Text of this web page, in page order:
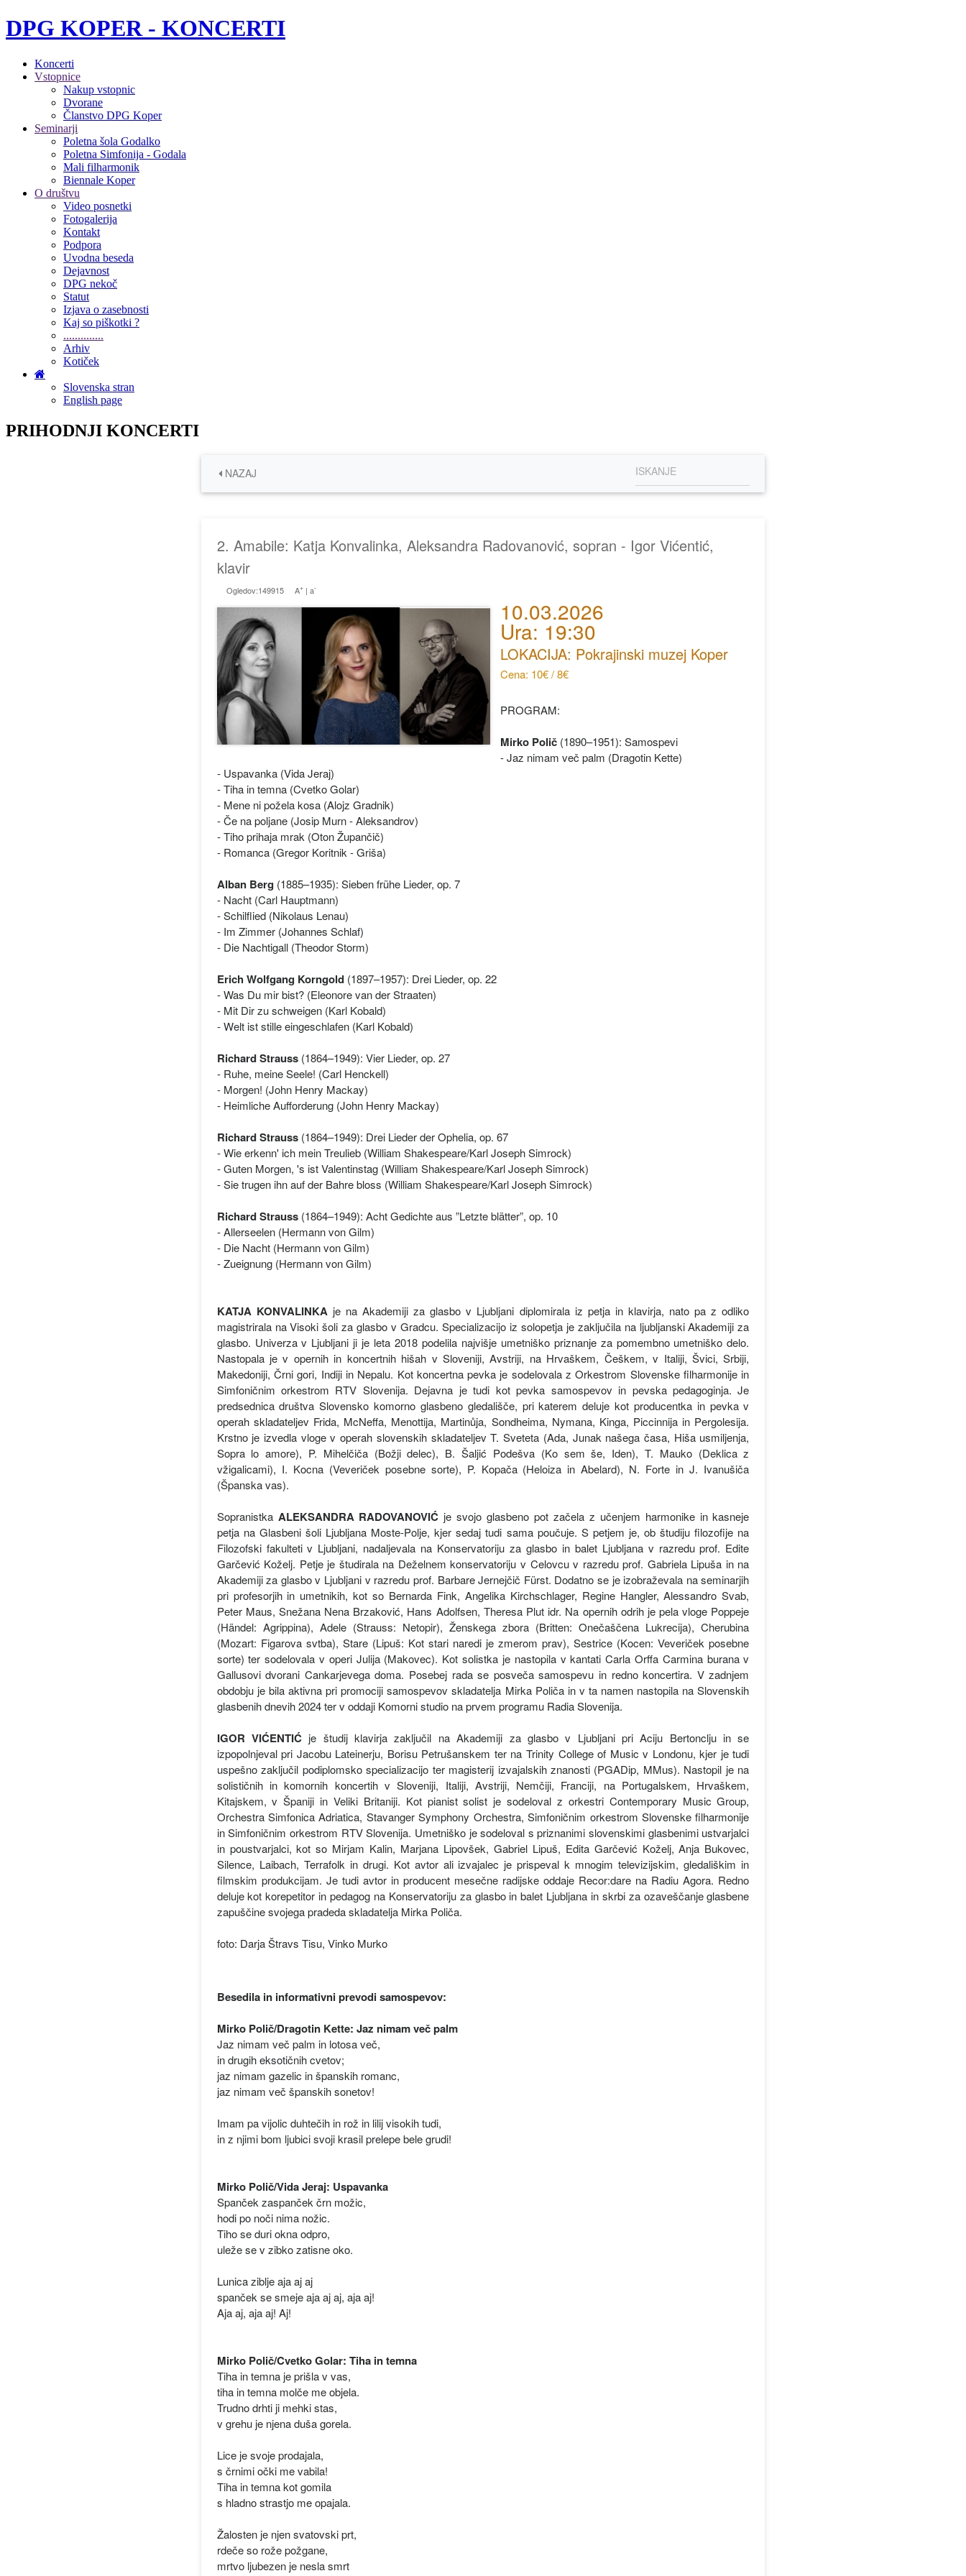
DPG KOPER - KONCERTI
Koncerti
Vstopnice
Nakup vstopnic
Dvorane
Članstvo DPG Koper
Seminarji
Poletna šola Godalko
Poletna Simfonija - Godala
Mali filharmonik
Biennale Koper
O društvu
Video posnetki
Fotogalerija
Kontakt
Podpora
Uvodna beseda
Dejavnost
DPG nekoč
Statut
Izjava o zasebnosti
Kaj so piškotki ?
..............
Arhiv
Kotiček
Slovenska stran
English page
PRIHODNJI KONCERTI
NAZAJ
2. Amabile: Katja Konvalinka, Aleksandra Radovanović, sopran - Igor Vićentić,
klavir
Ogledov:149915 A+| a-
10.03.2026
Ura: 19:30
LOKACIJA: Pokrajinski muzej Koper
Cena: 10€ / 8€
PROGRAM:
Mirko Polič (1890–1951): Samospevi
- Jaz nimam več palm (Dragotin Kette)
- Uspavanka (Vida Jeraj)
- Tiha in temna (Cvetko Golar)
- Mene ni požela kosa (Alojz Gradnik)
- Če na poljane (Josip Murn - Aleksandrov)
- Tiho prihaja mrak (Oton Župančič)
- Romanca (Gregor Koritnik - Griša)
Alban Berg (1885–1935): Sieben frühe Lieder, op. 7
- Nacht (Carl Hauptmann)
- Schilflied (Nikolaus Lenau)
- Im Zimmer (Johannes Schlaf)
- Die Nachtigall (Theodor Storm)
Erich Wolfgang Korngold (1897–1957): Drei Lieder, op. 22
- Was Du mir bist? (Eleonore van der Straaten)
- Mit Dir zu schweigen (Karl Kobald)
- Welt ist stille eingeschlafen (Karl Kobald)
Richard Strauss(1864–1949): Vier Lieder, op. 27
- Ruhe, meine Seele! (Carl Henckell)
- Morgen! (John Henry Mackay)
- Heimliche Aufforderung (John Henry Mackay)
Richard Strauss(1864–1949): Drei Lieder der Ophelia, op. 67
- Wie erkenn' ich mein Treulieb (William Shakespeare/Karl Joseph Simrock)
- Guten Morgen, 's ist Valentinstag (William Shakespeare/Karl Joseph Simrock)
- Sie trugen ihn auf der Bahre bloss (William Shakespeare/Karl Joseph Simrock)
Richard Strauss(1864–1949): Acht Gedichte aus ”Letzte blätter”, op. 10
- Allerseelen (Hermann von Gilm)
- Die Nacht (Hermann von Gilm)
- Zueignung (Hermann von Gilm)
KATJA KONVALINKA je na Akademiji za glasbo v Ljubljani diplomirala iz petja in klavirja, nato pa z odliko
magistrirala na Visoki šoli za glasbo v Gradcu. Specializacijo iz solopetja je zaključila na ljubljanski Akademiji za
glasbo. Univerza v Ljubljani ji je leta 2018 podelila najvišje umetniško priznanje za pomembno umetniško delo.
Nastopala je v opernih in koncertnih hišah v Sloveniji, Avstriji, na Hrvaškem, Češkem, v Italiji, Švici, Srbiji,
Makedoniji, Črni gori, Indiji in Nepalu. Kot koncertna pevka je sodelovala z Orkestrom Slovenske filharmonije in
Simfoničnim orkestrom RTV Slovenija. Dejavna je tudi kot pevka samospevov in pevska pedagoginja. Je
predsednica društva Slovensko komorno glasbeno gledališče, pri katerem deluje kot producentka in pevka v
operah skladateljev Frida, McNeffa, Menottija, Martinůja, Sondheima, Nymana, Kinga, Piccinnija in Pergolesija.
Krstno je izvedla vloge v operah slovenskih skladateljev T. Sveteta (Ada, Junak našega časa, Hiša usmiljenja,
Sopra lo amore), P. Mihelčiča (Božji delec), B. Šaljić Podešva (Ko sem še, Iden), T. Mauko (Deklica z
vžigalicami), I. Kocna (Veveriček posebne sorte), P. Kopača (Heloiza in Abelard), N. Forte in J. Ivanušiča
(Španska vas).
Sopranistka ALEKSANDRA RADOVANOVIĆ je svojo glasbeno pot začela z učenjem harmonike in kasneje
petja na Glasbeni šoli Ljubljana Moste-Polje, kjer sedaj tudi sama poučuje. S petjem je, ob študiju filozofije na
Filozofski fakulteti v Ljubljani, nadaljevala na Konservatoriju za glasbo in balet Ljubljana v razredu prof. Edite
Garčević Koželj. Petje je študirala na Deželnem konservatoriju v Celovcu v razredu prof. Gabriela Lipuša in na
Akademiji za glasbo v Ljubljani v razredu prof. Barbare Jernejčič Fürst. Dodatno se je izobraževala na seminarjih
pri profesorjih in umetnikih, kot so Bernarda Fink, Angelika Kirchschlager, Regine Hangler, Alessandro Svab,
Peter Maus, Snežana Nena Brzaković, Hans Adolfsen, Theresa Plut idr. Na opernih odrih je pela vloge Poppeje
(Händel: Agrippina), Adele (Strauss: Netopir), Ženskega zbora (Britten: Onečaščena Lukrecija), Cherubina
(Mozart: Figarova svtba), Stare (Lipuš: Kot stari naredi je zmerom prav), Sestrice (Kocen: Veveriček posebne
sorte) ter sodelovala v operi Julija (Makovec). Kot solistka je nastopila v kantati Carla Orffa Carmina burana v
Gallusovi dvorani Cankarjevega doma. Posebej rada se posveča samospevu in redno koncertira. V zadnjem
obdobju je bila aktivna pri promociji samospevov skladatelja Mirka Poliča in v ta namen nastopila na Slovenskih
glasbenih dnevih 2024 ter v oddaji Komorni studio na prvem programu Radia Slovenija.
IGOR VIĆENTIĆje študij klavirja zaključil na Akademiji za glasbo v Ljubljani pri Aciju Bertonclju in se
izpopolnjeval pri Jacobu Lateinerju, Borisu Petrušanskem ter na Trinity College of Music v Londonu, kjer je tudi
uspešno zaključil podiplomsko specializacijo ter magisterij izvajalskih znanosti (PGADip, MMus). Nastopil je na
solističnih in komornih koncertih v Sloveniji, Italiji, Avstriji, Nemčiji, Franciji, na Portugalskem, Hrvaškem,
Kitajskem, v Španiji in Veliki Britaniji. Kot pianist solist je sodeloval z orkestri Contemporary Music Group,
Orchestra Simfonica Adriatica, Stavanger Symphony Orchestra, Simfoničnim orkestrom Slovenske filharmonije
in Simfoničnim orkestrom RTV Slovenija. Umetniško je sodeloval s priznanimi slovenskimi glasbenimi ustvarjalci
in poustvarjalci, kot so Mirjam Kalin, Marjana Lipovšek, Gabriel Lipuš, Edita Garčević Koželj, Anja Bukovec,
Silence, Laibach, Terrafolk in drugi. Kot avtor ali izvajalec je prispeval k mnogim televizijskim, gledališkim in
filmskim produkcijam. Je tudi avtor in producent mesečne radijske oddaje Recor:dare na Radiu Agora. Redno
deluje kot korepetitor in pedagog na Konservatoriju za glasbo in balet Ljubljana in skrbi za ozaveščanje glasbene
zapuščine svojega pradeda skladatelja Mirka Poliča.
foto: Darja Štravs Tisu, Vinko Murko
Besedila in informativni prevodi samospevov:
Mirko Polič/Dragotin Kette: Jaz nimam več palm
Jaz nimam več palm in lotosa več,
in drugih eksotičnih cvetov;
jaz nimam gazelic in španskih romanc,
jaz nimam več španskih sonetov!
Imam pa vijolic duhtečih in rož in lilij visokih tudi,
in z njimi bom ljubici svoji krasil prelepe bele grudi!
Mirko Polič/Vida Jeraj: Uspavanka
Spanček zaspanček črn možic,
hodi po noči nima nožic.
Tiho se duri okna odpro,
uleže se v zibko zatisne oko.
Lunica ziblje aja aj aj
spanček se smeje aja aj aj, aja aj!
Aja aj, aja aj! Aj!
Mirko Polič/Cvetko Golar: Tiha in temna
Tiha in temna je prišla v vas,
tiha in temna molče me objela.
Trudno drhti ji mehki stas,
v grehu je njena duša gorela.
Lice je svoje prodajala,
s črnimi očki me vabila!
Tiha in temna kot gomila
s hladno strastjo me opajala.
Žalosten je njen svatovski prt,
rdeče so rože požgane,
mrtvo ljubezen je nesla smrt